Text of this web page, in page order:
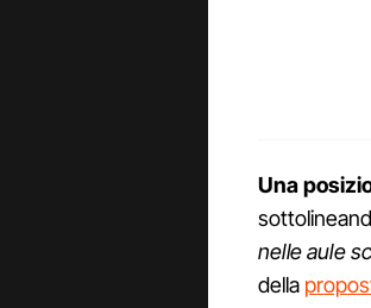
Una
nelle aule
della